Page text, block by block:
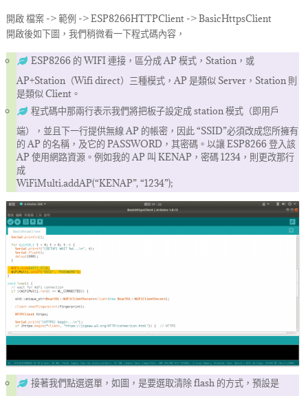
開啟 檔案 -> 範例 -> ESP8266HTTPClient -> BasicHttpsClient
開啟後如下圖，我們稍微看一下程式碼內容，
ESP8266 的 WIFI 連接，區分成 AP 模式，Station，或
AP+Station（Wifi direct）三種模式，AP 是類似 Server，Station 則
是類似 Client。
程式碼中那兩行表示我們將把板子設定成 station 模式（即用戶
端），並且下一行提供無線 AP 的帳密，因此 “SSID”必須改成您所擁有
的 AP 的名稱，及它的 PASSWORD，其密碼。以讓 ESP8266 登入該
AP 使用網路資源。例如我的 AP 叫 KENAP，密碼 1234，則更改那行
成
WiFiMulti.addAP(“KENAP”, “1234”);
接著我們點選選單，如圖，是要選取清除 flash 的方式，預設是